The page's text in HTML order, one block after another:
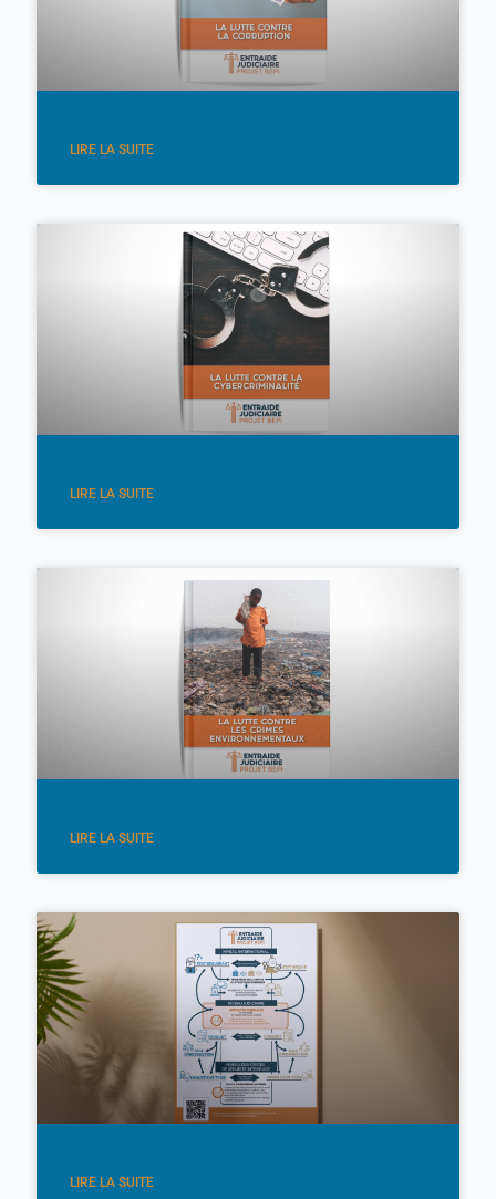
LIRE LA SUITE
LIRE LA SUITE
LIRE LA SUITE
LIRE LA SUITE